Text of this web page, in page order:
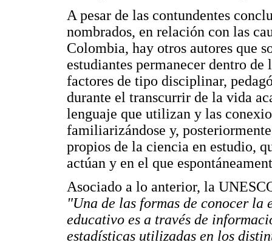
A pesar de las contundentes
nombrados, en relación con las
Colombia, hay otros autores que
estudiantes permanecer dentro
factores de tipo disciplinar,
durante el transcurrir de la vida
lenguaje que utilizan y las
familiarizándose y,
propios de la ciencia en estudio,
actúan y en el que
Asociado a lo anterior, la
"Una de las formas de conocer
educativo es a través de
estadísticas utilizadas en los